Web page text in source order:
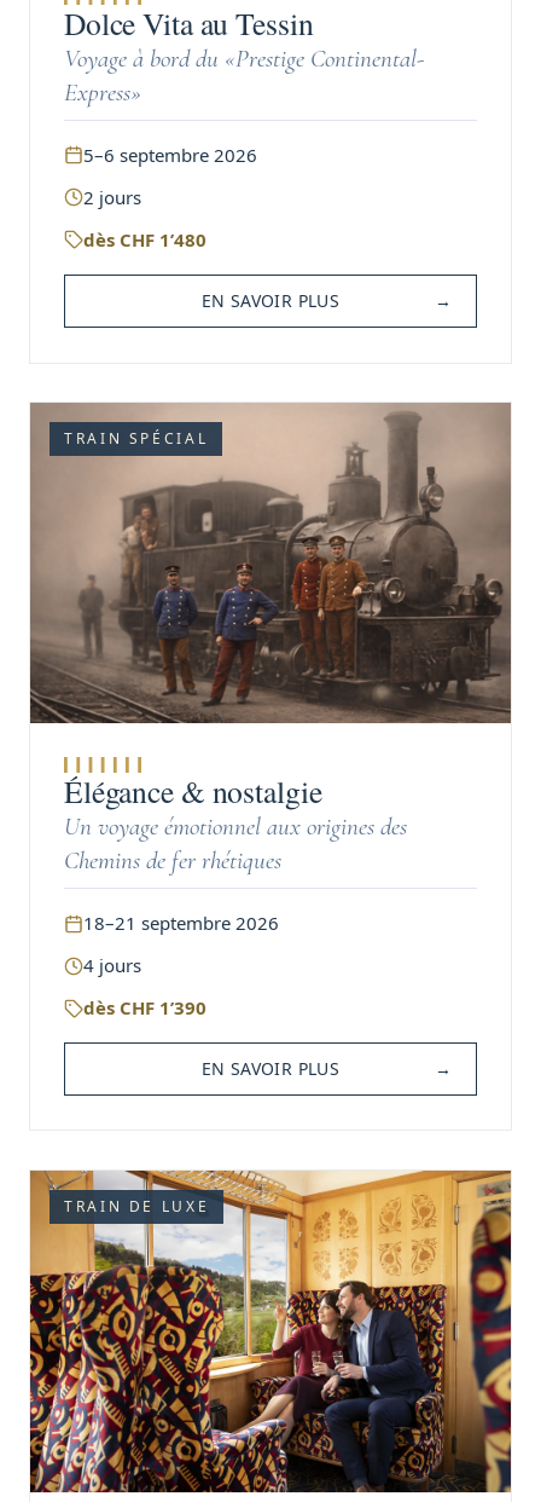
Dolce Vita au Tessin
Voyage à bord du «Prestige Continental-
Express»
5–6 septembre 2026
2 jours
dès CHF 1’480
EN SAVOIR PLUS →
TRAIN SPÉCIAL
Élégance & nostalgie
Un voyage émotionnel aux origines des
Chemins de fer rhétiques
18–21 septembre 2026
4 jours
dès CHF 1’390
EN SAVOIR PLUS →
TRAIN DE LUXE